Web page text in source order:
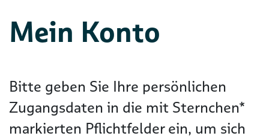
Mein Konto
Bitte geben Sie Ihre persönlichen
Zugangsdaten in die mit Sternchen*
markierten Pflichtfelder ein, um sich